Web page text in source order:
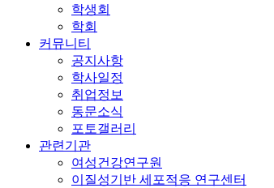
학생회
학회
커뮤니티
공지사항
학사일정
취업정보
동문소식
포토갤러리
관련기관
여성건강연구원
이질성기반 세포적응 연구센터